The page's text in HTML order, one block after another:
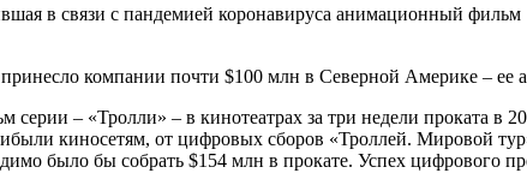
в связи с пандемией коронавируса анимационный
компании почти $100 млн в Северной Америке – ее
– «Тролли» – в кинотеатрах за три недели проката в
киносетям, от цифровых сборов «Троллей. Мировой
было бы собрать $154 млн в прокате. Успех цифрового